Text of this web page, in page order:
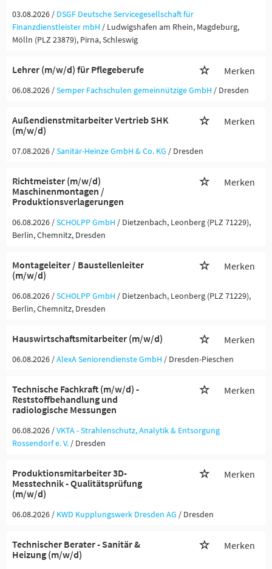
03.08.2026 / DSGF Deutsche Servicegesellschaft für
Finanzdienstleister mbH / Ludwigshafen am Rhein, Magdeburg,
Mölln (PLZ 23879), Pirna, Schleswig
Lehrer (m/w/d) für Pflegeberufe Merken
06.08.2026 /Semper Fachschulen gemeinnützige GmbH / Dresden
Außendienstmitarbeiter Vertrieb SHK
(m/w/d)
Merken
07.08.2026 /Sanitär-Heinze GmbH & Co. KG / Dresden
Richtmeister (m/w/d)
Maschinenmontagen /
Produktionsverlagerungen
Merken
06.08.2026 /SCHOLPP GmbH / Dietzenbach, Leonberg (PLZ 71229),
Berlin, Chemnitz, Dresden
Montageleiter / Baustellenleiter
(m/w/d)
Merken
06.08.2026 /SCHOLPP GmbH / Dietzenbach, Leonberg (PLZ 71229),
Berlin, Chemnitz, Dresden
Hauswirtschaftsmitarbeiter (m/w/d) Merken
06.08.2026 /AlexA Seniorendienste GmbH / Dresden-Pieschen
Technische Fachkraft (m/w/d) -
Reststoffbehandlung und
radiologische Messungen
Merken
06.08.2026 /VKTA - Strahlenschutz, Analytik & Entsorgung
Rossendorf e. V. / Dresden
Produktionsmitarbeiter 3D-
Messtechnik - Qualitätsprüfung
(m/w/d)
Merken
06.08.2026 / KWD Kupplungswerk Dresden AG / Dresden
Technischer Berater - Sanitär &
Heizung (m/w/d)
Merken